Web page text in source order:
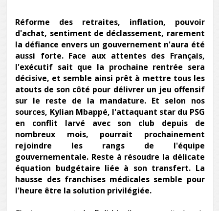
Réforme des retraites, inflation, pouvoir
d'achat, sentiment de déclassement, rarement
la défiance envers un gouvernement n'aura été
aussi forte. Face aux attentes des Français,
l'exécutif sait que la prochaine rentrée sera
décisive, et semble ainsi prêt à mettre tous les
atouts de son côté pour délivrer un jeu offensif
sur le reste de la mandature. Et selon nos
sources, Kylian Mbappé, l'attaquant star du PSG
en conflit larvé avec son club depuis de
nombreux mois, pourrait prochainement
rejoindre les rangs de l'équipe
gouvernementale. Reste à résoudre la délicate
équation budgétaire liée à son transfert. La
hausse des franchises médicales semble pour
l'heure être la solution privilégiée.